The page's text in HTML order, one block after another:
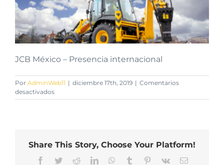
JCB México – Presencia internacional
Por AdminWeb11 | diciembre 17th, 2019 | Comentarios
desactivadosen
JCB
Share This Story, Choose Your Platform!
Facebook
TwitterRedditLinkedInWhatsApp
Tumblr Pinterest
Vk
Correo